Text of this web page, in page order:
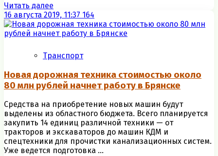
Читать далее
16 августа 2019, 11:37 164
Транспорт
Новая дорожная техника стоимостью около
80 млн рублей начнет работу в Брянске
Средства на приобретение новых машин будут
выделены из областного бюджета. Всего планируется
закупить 14 единиц различной техники — от
тракторов и экскаваторов до машин КДМ и
спецтехники для прочистки канализационных систем.
Уже ведется подготовка ...